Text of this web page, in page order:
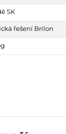
SK
řešení Brilon